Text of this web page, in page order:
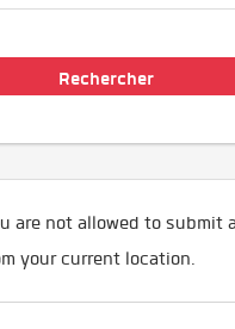
are not allowed to submit
your current location.